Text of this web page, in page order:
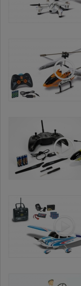
jedem
schmale 3
kraftvolle
von
Lenkservo
sorgen für
es die RC-
km/h. Die
Karosserie